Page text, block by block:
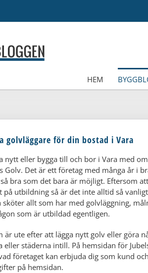
HEM
golvläggare för din bostad i Vara
nytt eller bygga till och bor i Vara med
Golv. Det är ett företag med många år i
bra som det bara är möjligt. Eftersom
på utbildning så är det inte alltid så
allt som har med golvläggning,
som är utbildad egentligen.
är ute efter att lägga nytt golv eller göra
eller städerna intill. På hemsidan för
företaget kan erbjuda dig som kund
på hemsidan.